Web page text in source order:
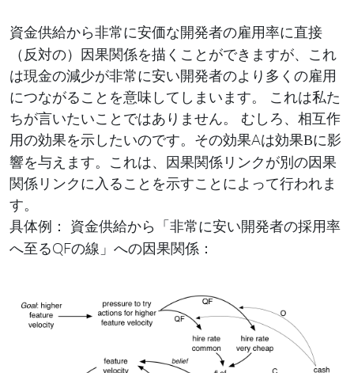
資金供給から非常に安価な開発者の雇用率に直接
（反対の）因果関係を描くことができますが、これ
は現金の減少が非常に安い開発者のより多くの雇用
につながることを意味してしまいます。 これは私た
ちが言いたいことではありません。 むしろ、相互作
用の効果を示したいのです。その効果Aは効果Bに影
響を与えます。これは、因果関係リンクが別の因果
関係リンクに入ることを示すことによって行われま
す。
具体例： 資金供給から「非常に安い開発者の採用率
へ至るQFの線」への因果関係：